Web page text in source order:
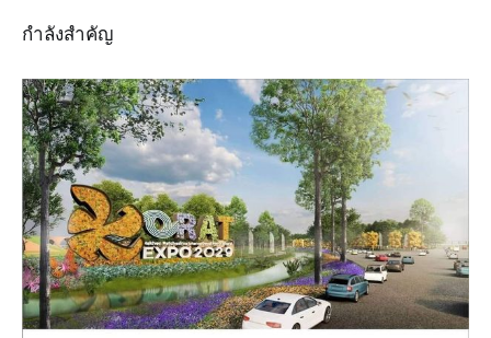
กำลังสำคัญ